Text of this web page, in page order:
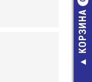
КОРЗИНА